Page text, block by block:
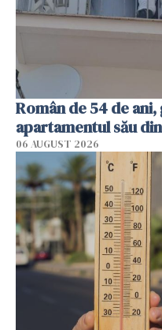
Român de 54 de
apartamentul său
06 AUGUST 2026